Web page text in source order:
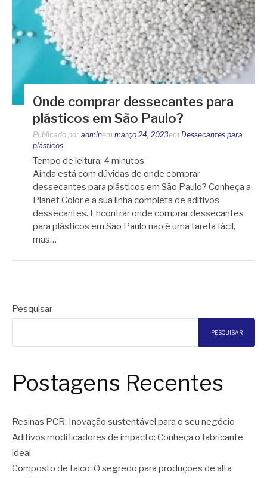
Onde comprar dessecantes para
plásticos em São Paulo?
Publicado por adminem março 24, 2023em Dessecantes para
plásticos
Tempo de leitura: 4 minutos
Ainda está com dúvidas de onde comprar
dessecantes para plásticos em São Paulo? Conheça a
Planet Color e a sua linha completa de aditivos
dessecantes. Encontrar onde comprar dessecantes
para plásticos em São Paulo não é uma tarefa fácil,
mas…
Pesquisar
PESQUISAR
Postagens Recentes
Resinas PCR: Inovação sustentável para o seu negócio
Aditivos modificadores de impacto: Conheça o fabricante
ideal
Composto de talco: O segredo para produções de alta